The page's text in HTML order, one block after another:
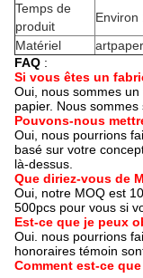
Temps de
produit
Environ
Matériel
FAQ :
Si vous êtes un
Oui, nous sommes
papier. Nous
Pouvons-nous
Oui, nous pourrions
basé sur votre
là-dessus.
Que diriez-vous de
Oui, notre MOQ est
500pcs pour vous si
Est-ce que je peux
Oui. nous pourrions
honoraires témoin
Comment est-ce